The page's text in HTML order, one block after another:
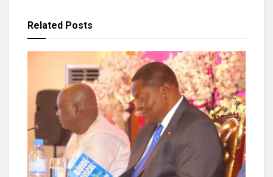
Related Posts